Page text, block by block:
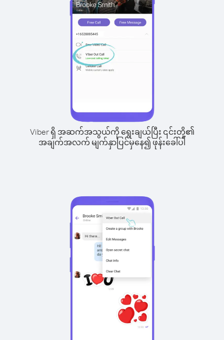
Viber ရှိ အဆက်အသွယ်ကို ရွေးချယ်ပြီး ၎င်းတို့၏
အချက်အလက် မျက်နှာပြင်မှနေ၍ ဖုန်းခေါ်ပါ